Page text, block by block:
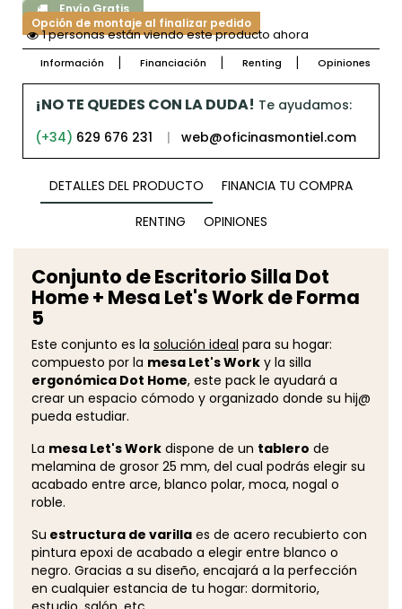
Envío Gratis
Opción de montaje al finalizar pedido
1 personas están viendo este producto ahora
Información Financiación Renting Opiniones
¡NO TE QUEDES CON LA DUDA! Te ayudamos:
(+34) 629 676 231 | web@oficinasmontiel.com
DETALLES DEL PRODUCTO
FINANCIA TU COMPRA
RENTING
OPINIONES
Conjunto de Escritorio Silla Dot
Home + Mesa Let's Work de Forma
5
Este conjunto es la solución ideal para su hogar:
compuesto por la mesa Let's Work y la silla
ergonómica Dot Home, este pack le ayudará a
crear un espacio cómodo y organizado donde su hij@
pueda estudiar.
La mesa Let's Work dispone de un tablero de
melamina de grosor 25 mm, del cual podrás elegir su
acabado entre arce, blanco polar, moca, nogal o
roble.
Su estructura de varilla es de acero recubierto con
pintura epoxi de acabado a elegir entre blanco o
negro. Gracias a su diseño, encajará a la perfección
en cualquier estancia de tu hogar: dormitorio,